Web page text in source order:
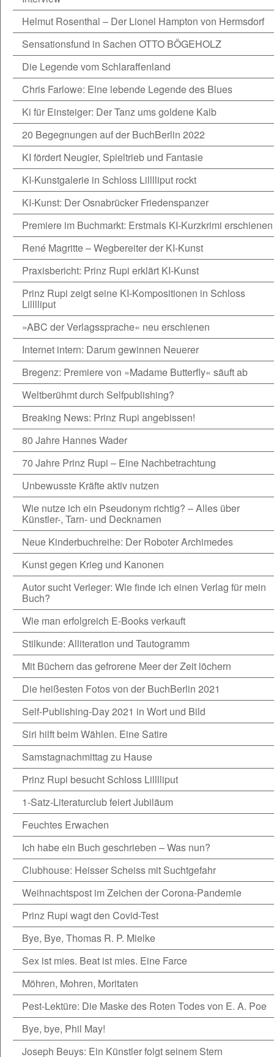
Helmut Rosenthal – Der Lionel Hampton von Hermsdorf
Sensationsfund in Sachen OTTO BÖGEHOLZ
Die Legende vom Schlaraffenland
Chris Farlowe: Eine lebende Legende des Blues
Ki für Einsteiger: Der Tanz ums goldene Kalb
20 Begegnungen auf der BuchBerlin 2022
KI fördert Neugier, Spieltrieb und Fantasie
KI-Kunstgalerie in Schloss Lilllliput rockt
KI-Kunst: Der Osnabrücker Friedenspanzer
Premiere im Buchmarkt: Erstmals KI-Kurzkrimi erschienen
René Magritte – Wegbereiter der KI-Kunst
Praxisbericht: Prinz Rupi erklärt KI-Kunst
Prinz Rupi zeigt seine KI-Kompositionen in Schloss
Lilllliput
»ABC der Verlagssprache« neu erschienen
Internet intern: Darum gewinnen Neuerer
Bregenz: Premiere von »Madame Butterfly« säuft ab
Weltberühmt durch Selfpublishing?
Breaking News: Prinz Rupi angebissen!
80 Jahre Hannes Wader
70 Jahre Prinz Rupi – Eine Nachbetrachtung
Unbewusste Kräfte aktiv nutzen
Wie nutze ich ein Pseudonym richtig? – Alles über
Künstler-, Tarn- und Decknamen
Neue Kinderbuchreihe: Der Roboter Archimedes
Kunst gegen Krieg und Kanonen
Autor sucht Verleger: Wie finde ich einen Verlag für mein
Buch?
Wie man erfolgreich E-Books verkauft
Stilkunde: Alliteration und Tautogramm
Mit Büchern das gefrorene Meer der Zeit löchern
Die heißesten Fotos von der BuchBerlin 2021
Self-Publishing-Day 2021 in Wort und Bild
Siri hilft beim Wählen. Eine Satire
Samstagnachmittag zu Hause
Prinz Rupi besucht Schloss Lilllliput
1-Satz-Literaturclub feiert Jubiläum
Feuchtes Erwachen
Ich habe ein Buch geschrieben – Was nun?
Clubhouse: Heisser Scheiss mit Suchtgefahr
Weihnachtspost im Zeichen der Corona-Pandemie
Prinz Rupi wagt den Covid-Test
Bye, Bye, Thomas R. P. Mielke
Sex ist mies. Beat ist mies. Eine Farce
Möhren, Mohren, Moritaten
Pest-Lektüre: Die Maske des Roten Todes von E. A. Poe
Bye, bye, Phil May!
Joseph Beuys: Ein Künstler folgt seinem Stern